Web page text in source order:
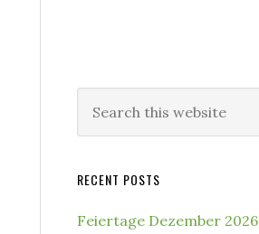
this
RECENT POSTS
Feiertage Dezember 2026